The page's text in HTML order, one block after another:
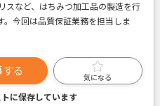
スなど、はちみつ加工品の製造を行
。今回は品質保証業務を担当しま
る
気になる
に保存しています